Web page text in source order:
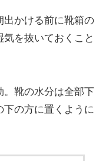
出かける前に靴箱の
気を抜いておくこと
。靴の水分は全部下
下の方に置くように